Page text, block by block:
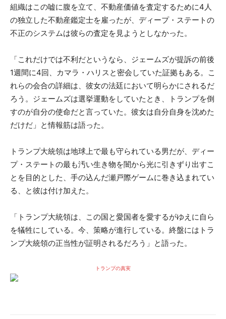
組織はこの嘘に腹を立て、不動産価値を査定するために4人
の独立した不動産鑑定士を雇ったが、ディープ・ステートの
不正のシステムは彼らの査定を見ようとしなかった。
「これだけでは不利だというなら、ジェームズが提訴の前後
1週間に4回、カマラ・ハリスと密会していた証拠もある。こ
れらの会合の詳細は、彼女の法廷において明らかにされるだ
ろう。ジェームズは選挙運動をしていたとき、トランプを倒
すのが自分の使命だと言っていた。彼女は自分自身を沈めた
だけだ」と情報筋は語った。
トランプ大統領は地球上で最も守られている男だが、ディー
プ・ステートの最も汚い生き物を闇から光に引きずり出すこ
とを目的とした、手の込んだ瀬戸際ゲームに巻き込まれてい
る、と彼は付け加えた。
「トランプ大統領は、この国と愛国者を愛するがゆえに自ら
を犠牲にしている。今、策略が進行している。終盤にはトラ
ンプ大統領の正当性が証明されるだろう」と語った。
トランプの真実